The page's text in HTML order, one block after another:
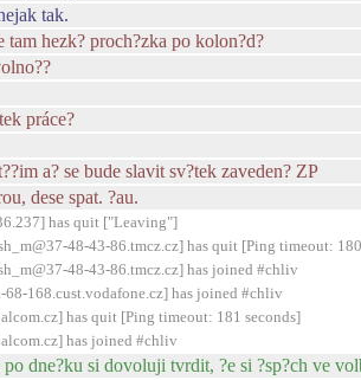
tak.
tam hezk? proch?zka po kolon?d?
práce?
a? se bude slavit sv?tek zaveden? ZP
dese spat. ?au.
has quit ["Leaving"]
48-43-86.tmcz.cz] has quit [Ping timeout:
48-43-86.tmcz.cz] has joined #chliv
168.cust.vodafone.cz] has joined #chliv
has quit [Ping timeout: 181 seconds]
has joined #chliv
po dne?ku si dovoluji tvrdit, ?e si ?sp?ch ve